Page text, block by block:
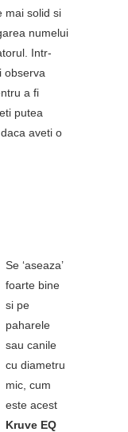
mai solid si
numelui
Intr-
observa
a fi
putea
aveti o
Se ‘aseaza’
foarte bine
si pe
paharele
sau canile
cu diametru
mic, cum
este acest
Kruve EQ